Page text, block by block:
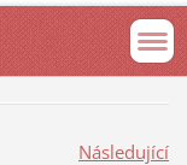
Následující